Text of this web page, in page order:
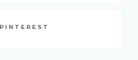
PINTEREST